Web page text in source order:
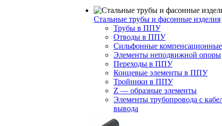
Стальные трубы и фасонные изделия
Трубы в ППУ
Отводы в ППУ
Сильфонные
Элементы неподвижной опоры
Переходы в ППУ
Концевые элементы в ППУ
Тройники в ППУ
Z — образные элементы
Элементы трубопровода с
вывода